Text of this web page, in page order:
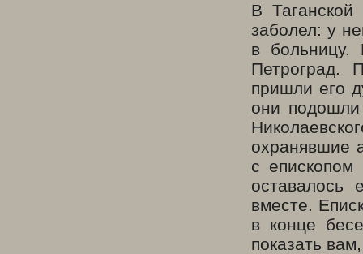
В
заболел: у
в больницу.
Петроград.
пришли его
они
охранявшие
с
оставалось
вместе.
в конце
показать